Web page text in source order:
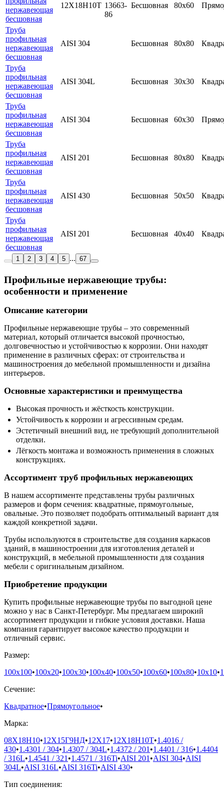
нержавеющая
бесшовная
12Х18Н10Т 13663-
86
Бесшовная 80х60
Труба
профильная
нержавеющая
бесшовная
AISI 304 Бесшовная 80х80
Труба
профильная
нержавеющая
бесшовная
AISI 304L Бесшовная 30х30
Труба
профильная
нержавеющая
бесшовная
AISI 304 Бесшовная 60х30
Труба
профильная
нержавеющая
бесшовная
AISI 201 Бесшовная 80х80
Труба
профильная
нержавеющая
бесшовная
AISI 430 Бесшовная 50х50
Труба
профильная
нержавеющая
бесшовная
AISI 201 Бесшовная 40х40
1 2 3 4 5 ... 67
Профильные нержавеющие трубы:
особенности и применение
Описание категории
Профильные нержавеющие трубы – это современный
материал, который отличается высокой прочностью,
долговечностью и устойчивостью к коррозии. Они находят
применение в различных сферах: от строительства и
машиностроения до мебельной промышленности и дизайна
интерьеров.
Основные характеристики и преимущества
Высокая прочность и жёсткость конструкции.
Устойчивость к коррозии и агрессивным средам.
Эстетичный внешний вид, не требующий дополнительной
отделки.
Лёгкость монтажа и возможность применения в сложных
конструкциях.
Ассортимент труб профильных нержавеющих
В нашем ассортименте представлены трубы различных
размеров и форм сечения: квадратные, прямоугольные,
овальные. Это позволяет подобрать оптимальный вариант для
каждой конкретной задачи.
Трубы используются в строительстве для создания каркасов
зданий, в машиностроении для изготовления деталей и
конструкций, в мебельной промышленности для создания
мебели с оригинальным дизайном.
Приобретение продукции
Купить профильные нержавеющие трубы по выгодной цене
можно у нас в Санкт-Петербург. Мы предлагаем широкий
ассортимент продукции и гибкие условия доставки. Наша
компания гарантирует высокое качество продукции и
отличный сервис.
Размер:
100х100•100х20•100х30•100х40•100х50•100х60•100х80•10х10•
Сечение:
Квадратное•Прямоугольное•
Марка:
08Х18Н10•12Х15Г9НД•12Х17•12Х18Н10Т•1.4016 /
430•1.4301 / 304•1.4307 / 304L•1.4372 / 201•1.4401 / 316•1.4404
/ 316L•1.4541 / 321•1.4571 / 316Ti•AISI 201•AISI 304•AISI
304L•AISI 316L•AISI 316Ti•AISI 430•
Тип соединения: